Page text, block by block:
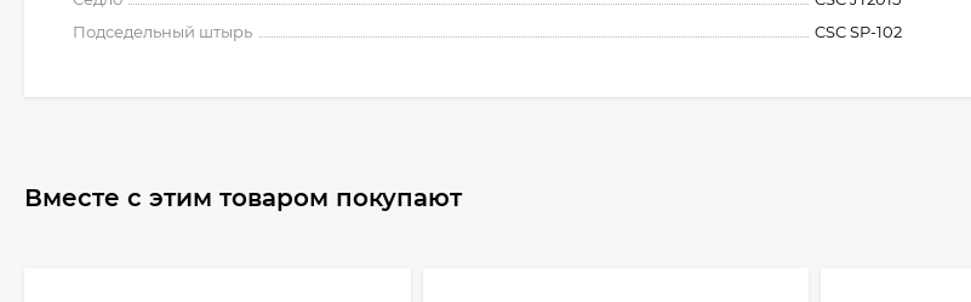
Подседельный штырь
CSC SP-102
Вместе с этим товаром покупают